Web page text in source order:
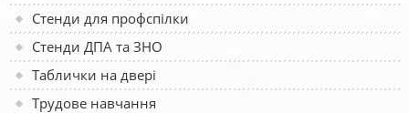
Стенди для профспілки
Стенди ДПА та ЗНО
Таблички на двері
Трудове навчання